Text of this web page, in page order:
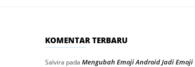
KOMENTAR TERBARU
Salvira pada Mengubah Emoji Android Jadi Emoji